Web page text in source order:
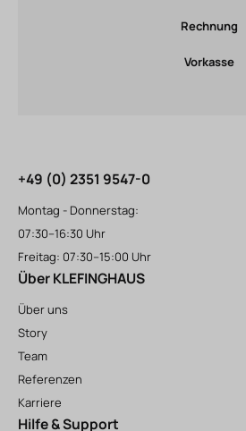
Rechnung
Vorkasse
+49 (0) 2351 9547-0
Montag - Donnerstag:
07:30–16:30 Uhr
Freitag: 07:30–15:00 Uhr
Über KLEFINGHAUS
Über uns
Story
Team
Referenzen
Karriere
Hilfe & Support